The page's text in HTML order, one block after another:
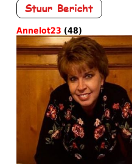
Annelot23 (48)